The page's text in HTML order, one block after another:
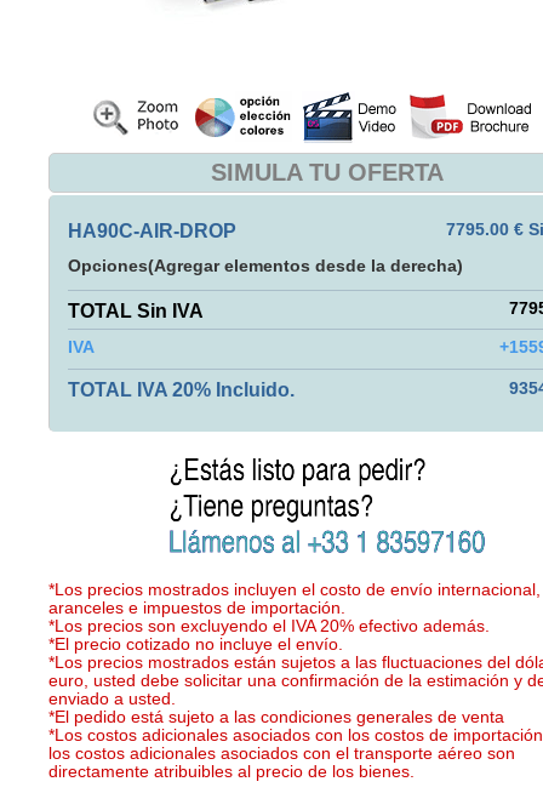
SIMULA TU OFERTA
HA90C-AIR-DROP 7795.00 €
Opciones(Agregar elementos desde la derecha)
TOTAL Sin IVA
IVA
TOTAL IVA 20% Incluido.
*Los precios mostrados incluyen el costo de envío internacional,
aranceles e impuestos de importación.
*Los precios son excluyendo el IVA 20% efectivo además.
*El precio cotizado no incluye el envío.
*Los precios mostrados están sujetos a las fluctuaciones del
euro, usted debe solicitar una confirmación de la estimación y
enviado a usted.
*El pedido está sujeto a las condiciones generales de venta
*Los costos adicionales asociados con los costos de
los costos adicionales asociados con el transporte aéreo son
directamente atribuibles al precio de los bienes.